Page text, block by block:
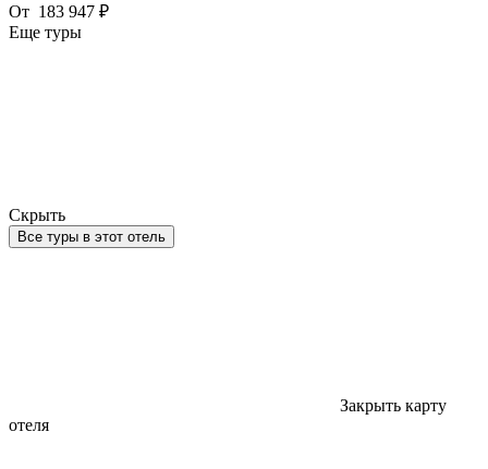
От 183 947 ₽
Еще туры
Скрыть
Все туры в этот отель
Закрыть карту
отеля